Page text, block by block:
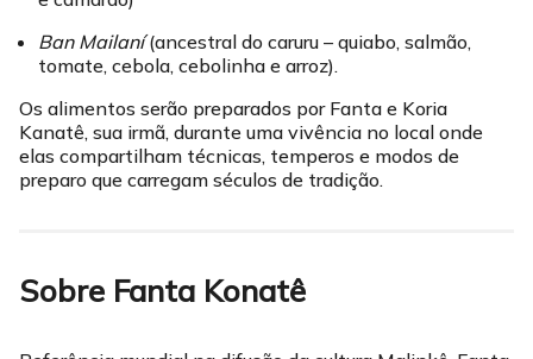
Ban Mailaní(ancestral do caruru – quiabo, salmão,
tomate, cebola, cebolinha e arroz).
Os alimentos serão preparados por Fanta e Koria
Kanatê, sua irmã, durante uma vivência no local onde
elas compartilham técnicas, temperos e modos de
preparo que carregam séculos de tradição.
Sobre Fanta Konatê